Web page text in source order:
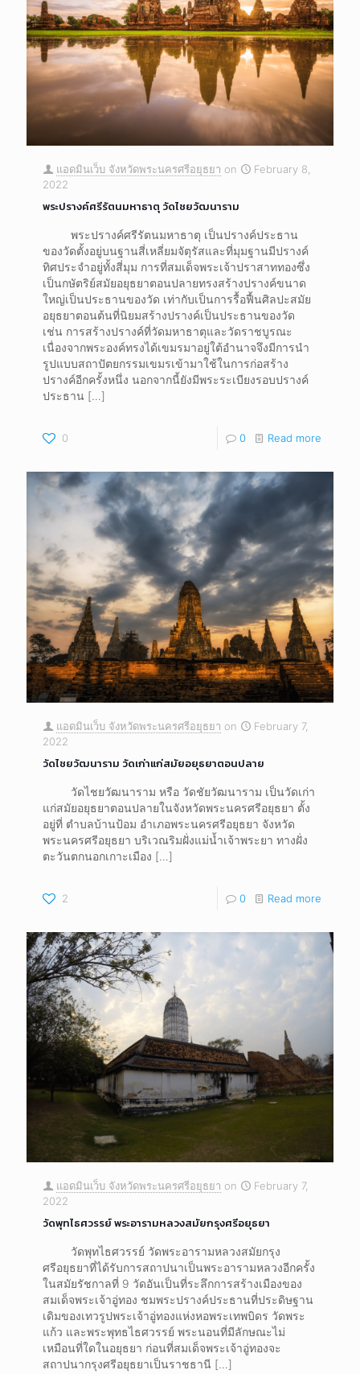
แอดมินเว็บ จังหวัดพระนครศรีอยุธยา on
February 8,
2022
พระปรางค์ศรีรัตนมหาธาตุ วัดไชยวัฒนาราม
พระปรางค์ศรีรัตนมหาธาตุ เป็นปรางค์ประธาน
ของวัดตั้งอยู่บนฐานสี่เหลี่ยมจัตุรัสและที่มุมฐานมีปรางค์
ทิศประจำอยู่ทั้งสี่มุม การที่สมเด็จพระเจ้าปราสาททองซึ่ง
เป็นกษัตริย์สมัยอยุธยาตอนปลายทรงสร้างปรางค์ขนาด
ใหญ่เป็นประธานของวัด เท่ากับเป็นการรื้อฟื้นศิลปะสมัย
อยุธยาตอนต้นที่นิยมสร้างปรางค์เป็นประธานของวัด
เช่น การสร้างปรางค์ที่วัดมหาธาตุและวัดราชบูรณะ
เนื่องจากพระองค์ทรงได้เขมรมาอยู่ใต้อำนาจจึงมีการนำ
รูปแบบสถาปัตยกรรมเขมรเข้ามาใช้ในการก่อสร้าง
ปรางค์อีกครั้งหนึ่ง นอกจากนี้ยังมีพระระเบียงรอบปรางค์
ประธาน […]
0 0 Read more
แอดมินเว็บ จังหวัดพระนครศรีอยุธยา on
February 7,
2022
วัดไชยวัฒนาราม วัดเก่าแก่สมัยอยุธยาตอนปลาย
วัดไชยวัฒนาราม หรือ วัดชัยวัฒนาราม เป็นวัดเก่า
แก่สมัยอยุธยาตอนปลายในจังหวัดพระนครศรีอยุธยา ตั้ง
อยู่ที่ ตำบลบ้านป้อม อำเภอพระนครศรีอยุธยา จังหวัด
พระนครศรีอยุธยา บริเวณริมฝั่งแม่น้ำเจ้าพระยา ทางฝั่ง
ตะวันตกนอกเกาะเมือง […]
2 0 Read more
แอดมินเว็บ จังหวัดพระนครศรีอยุธยา on
February 7,
2022
วัดพุทไธศวรรย์ พระอารามหลวงสมัยกรุงศรีอยุธยา
วัดพุทไธศวรรย์ วัดพระอารามหลวงสมัยกรุง
ศรีอยุธยาที่ได้รับการสถาปนาเป็นพระอารามหลวงอีกครั้ง
ในสมัยรัชกาลที่ 9 วัดอันเป็นที่ระลึกการสร้างเมืองของ
สมเด็จพระเจ้าอู่ทอง ชมพระปรางค์ประธานที่ประดิษฐาน
เดิมของเทวรูปพระเจ้าอู่ทองแห่งหอพระเทพบิดร วัดพระ
แก้ว และพระพุทธไธศวรรย์ พระนอนที่มีลักษณะไม่
เหมือนที่ใดในอยุธยา ก่อนที่สมเด็จพระเจ้าอู่ทองจะ
สถาปนากรุงศรีอยุธยาเป็นราชธานี […]